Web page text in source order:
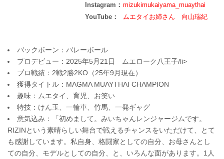
Instagram： mizukimukaiyama_muaythai
YouTube：
ムエタイお姉さん 向山瑞紀
バックボーン：バレーボール
プロデビュー：2025年5月21日 ムエローク八王子/li>
プロ戦績：2戦2勝2KO（25年9月現在）
獲得タイトル：MAGMA MUAYTHAI CHAMPION
趣味：ムエタイ、育児、お笑い
特技：けん玉、一輪車、竹馬、一発ギャグ
意気込み：「初めまして。みいちゃんレンジャージムです。
RIZINという素晴らしい舞台で戦えるチャンスをいただけて、とて
も感謝しています。私自身、格闘家としての自分、お母さんとし
ての自分、モデルとしての自分、と、いろんな面があります。1人